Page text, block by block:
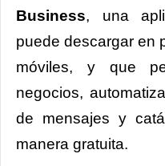
Business, una
puede descargar en
móviles, y que
negocios,
de mensajes y
manera gratuita.